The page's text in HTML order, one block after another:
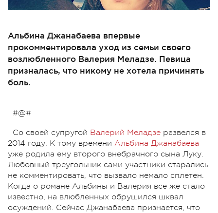
Альбина Джанабаева впервые
прокомментировала уход из семьи своего
возлюбленного Валерия Меладзе. Певица
призналась, что никому не хотела причинять
боль.
#@#
Со своей супругой Валерий Меладзе развелся в
2014 году. К тому времени Альбина Джанабаева
уже родила ему второго внебрачного сына Луку.
Любовный треугольник сами участники старались
не комментировать, что вызвало немало сплетен.
Когда о романе Альбины и Валерия все же стало
известно, на влюбленных обрушился шквал
осуждений. Сейчас Джанабаева признается, что